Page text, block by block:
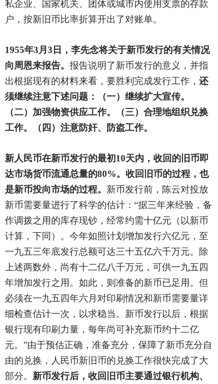
私企业、国家机关、团体或城市内使用支票的存款
户，按新旧币比率折算开出了对账单。
1955年3月3日，李先念将关于新币发行的有关情况
向周恩来报告。 报告说明了新币发行的意义，并指
出根据现有的材料来看，要胜利完成发行工作， 还
须继续注意下述问题：（一）继续扩大宣传。
（二）加强物资供应工作。（三）合理地组织兑换
工作。（四）注意防奸、防盗工作。
新人民币在新币发行的最初10天内，收回的旧币即
达市场货币流通总量的80%。收回旧币的过程，也
是新币投向市场的过程。 新币发行前，陈云对投放
新币需要量进行了科学的估计：“据三年来经验，备
作调拨之用的库存现钞，经常约需十亿元（以新币
计算，下同）。今年如照计划增加发行六亿元，至
一九五三年底发行总额可达三十五亿六千万元。除
上述两数外，尚有十二亿八千万元，可供一九五四
年增加发行之用。如此，则准备的新币已足用。但
必须在一九五四年六月对印刷情况和新币需要量详
细检查估计一次，以求稳当。新币发行以后，根据
银行现有印刷力量，每年尚可补充新币约十二亿
元。”由于预估正确，准备充分，保障了新币充分自
由的兑换，人民币新旧币的兑换工作很快完成了大
部分。 新币发行后，收回旧币主要通过银行机构、